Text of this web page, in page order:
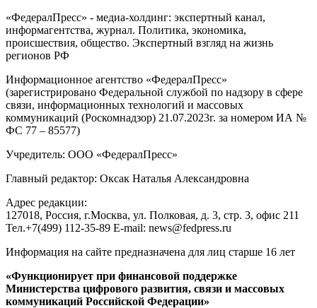
«ФедералПресс» - медиа-холдинг: экспертный канал,
информагентства, журнал. Политика, экономика,
происшествия, общество. Экспертный взгляд на жизнь
регионов РФ
Информационное агентство «ФедералПресс»
(зарегистрировано Федеральной службой по надзору в сфере
связи, информационных технологий и массовых
коммуникаций (Роскомнадзор) 21.07.2023г. за номером ИА №
ФС 77 – 85577)
Учредитель: ООО «ФедералПресс»
Главный редактор: Оксак Наталья Александровна
Адрес редакции:
127018, Россия, г.Москва, ул. Полковая, д. 3, стр. 3, офис 211
Тел.+7(499) 112-35-89 E-mail: news@fedpress.ru
Информация на сайте предназначена для лиц старше 16 лет
«Функционирует при финансовой поддержке
Министерства цифрового развития, связи и массовых
коммуникаций Российской Федерации»